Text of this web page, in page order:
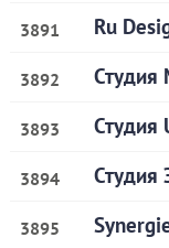
3891 Ru
3892 Студия
3893 Студия
3894 Студия
3895